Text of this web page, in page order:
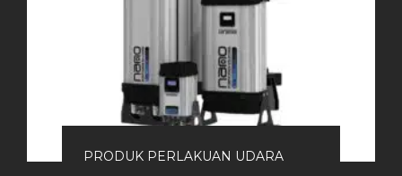
PRODUK PERLAKUAN UDARA